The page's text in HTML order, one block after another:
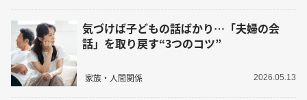
気づけば子どもの話ばかり…「夫婦の会
話」を取り戻す“3つのコツ”
家族・人間関係 2026.05.13